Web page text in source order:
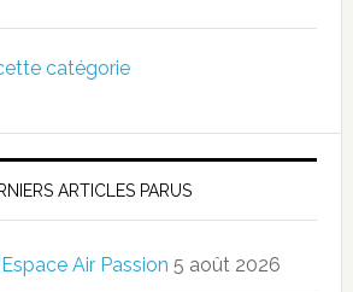
catégorie
ARTICLES PARUS
Air Passion 5 août 2026